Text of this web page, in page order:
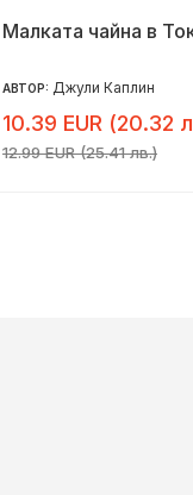
Малката чайна в
АВТОР: Джули Каплин
10.39 EUR (20.32
12.99 EUR (25.41 лв.)